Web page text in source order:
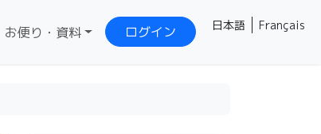
お便り・資料 ログイン Français
日本語